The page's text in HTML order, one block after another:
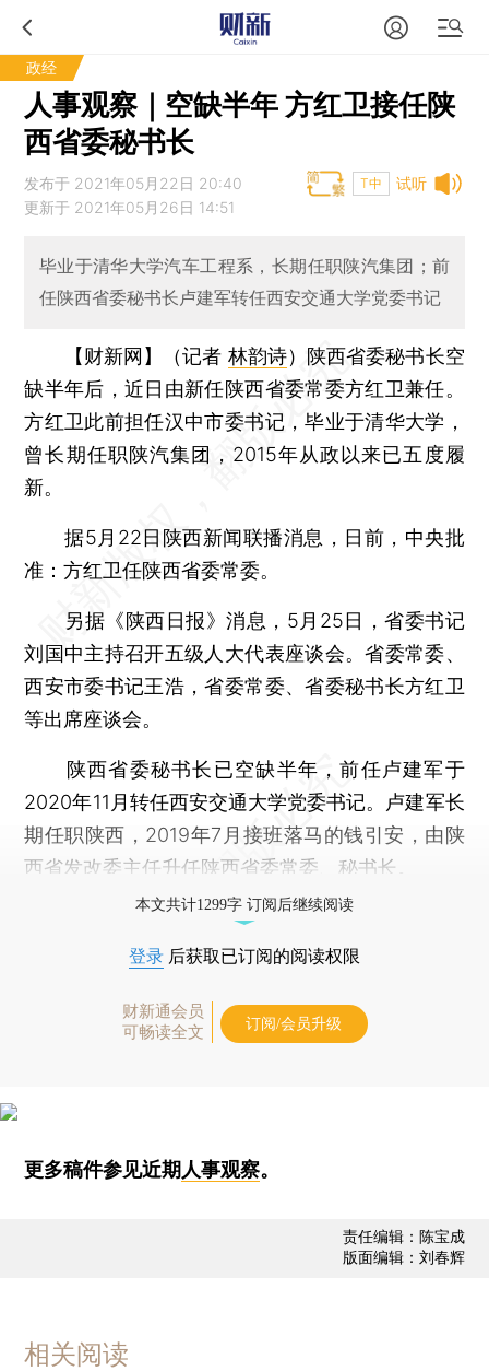
政经
人事观察｜空缺半年 方红卫接任陕
西省委秘书长
试听
发布于 2021年05月22日 20:40
更新于 2021年05月26日 14:51
T中
毕业于清华大学汽车工程系，长期任职陕汽集团；前
任陕西省委秘书长卢建军转任西安交通大学党委书记
【财新网】（记者 林韵诗） 陕西省委秘书长空
缺半年后，近日由新任陕西省委常委方红卫兼任。
方红卫此前担任汉中市委书记，毕业于清华大学，
曾长期任职陕汽集团，2015年从政以来已五度履
新。
据5月22日陕西新闻联播消息，日前，中央批
准：方红卫任陕西省委常委。
另据《陕西日报》消息，5月25日，省委书记
刘国中主持召开五级人大代表座谈会。省委常委、
西安市委书记王浩，省委常委、省委秘书长方红卫
等出席座谈会。
陕西省委秘书长已空缺半年，前任卢建军于
2020年11月转任西安交通大学党委书记。卢建军长
期任职陕西，2019年7月接班落马的钱引安，由陕
西省发改委主任升任陕西省委常委、秘书长。
本文共计1299字 订阅后继续阅读
登录 后获取已订阅的阅读权限
财新通会员
可畅读全文
订阅/会员升级
更多稿件参见近期 人事观察。
责任编辑：陈宝成
版面编辑：刘春辉
相关阅读